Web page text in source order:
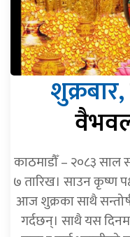
शुक्रबार,
काठमाडौँ – २०८३ साल
७ तारिख। साउन कृष्ण
आज शुक्रका साथै
गर्दछन्। साथै यस